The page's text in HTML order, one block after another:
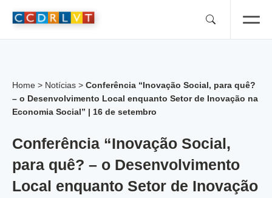
Home > Notícias > Conferência “Inovação Social, para quê?
– o Desenvolvimento Local enquanto Setor de Inovação na
Economia Social” | 16 de setembro
Conferência “Inovação Social,
para quê? – o Desenvolvimento
Local enquanto Setor de Inovação